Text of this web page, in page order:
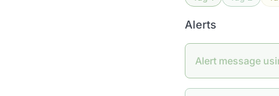
Alerts
Alert message